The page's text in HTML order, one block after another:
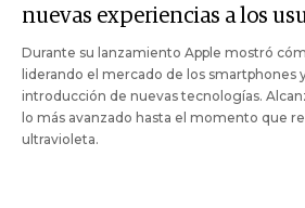
nuevas experiencias a los
Durante su lanzamiento Apple mostró
liderando el mercado de los smartphones
introducción de nuevas tecnologías.
lo más avanzado hasta el momento que
ultravioleta.